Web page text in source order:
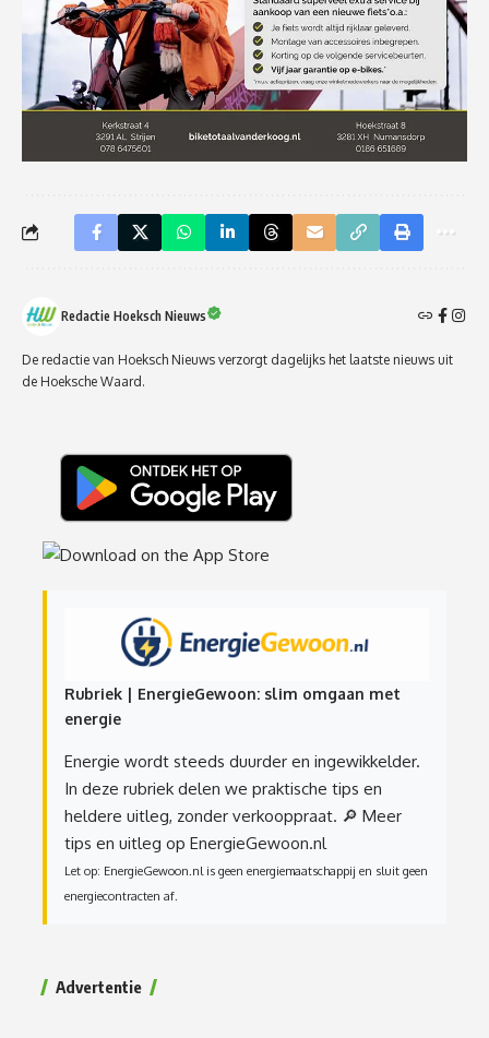
Redactie Hoeksch Nieuws
De redactie van Hoeksch Nieuws verzorgt dagelijks het laatste nieuws uit
de Hoeksche Waard.
Rubriek | EnergieGewoon: slim omgaan met
energie
Energie wordt steeds duurder en ingewikkelder.
In deze rubriek delen we praktische tips en
heldere uitleg, zonder verkooppraat. 🔎 Meer
tips en uitleg op EnergieGewoon.nl
Let op: EnergieGewoon.nl is geen energiemaatschappij en sluit geen
energiecontracten af.
Advertentie